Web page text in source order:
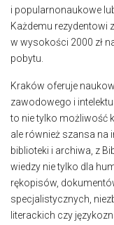
i popularnonaukowe
Każdemu rezydentowi
w wysokości 2000 zł
pobytu.
Kraków oferuje
zawodowego i
to nie tylko możliwość
ale również szansa na
biblioteki i archiwa, z
wiedzy nie tylko dla
rękopisów,
specjalistycznych,
literackich czy